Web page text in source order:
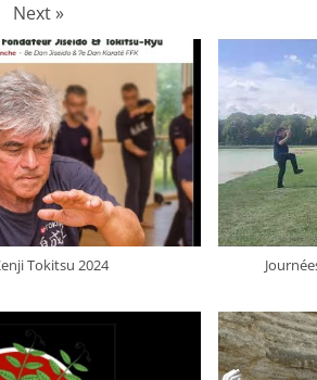
Next »
Tokitsu 2024